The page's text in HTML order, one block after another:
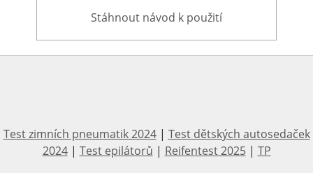
Stáhnout návod k použití
Test zimních pneumatik 2024| Test dětských autosedaček
2024| Test epilátorů | Reifentest 2025| TP